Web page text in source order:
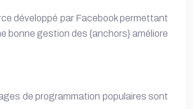
développé par Facebook permettant
bonne gestion des {anchors} améliore
de programmation populaires sont